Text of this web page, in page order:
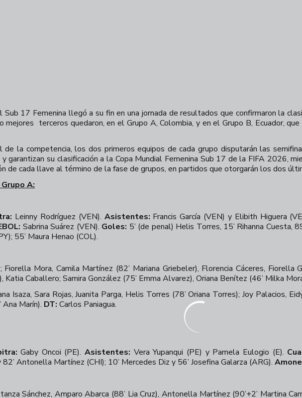
17 Femenina llegó a su fin en una jornada de resultados que confirmaron la
mejores terceros quedaron, en el Grupo A, Colombia, y en el Grupo B, Ecuador,
la competencia, los dos primeros equipos de cada grupo disputarán las
garantizan su clasificación a la Copa Mundial Femenina Sub 17 de la FIFA 2026,
de cada llave al término de la fase de grupos, en partidos que otorgarán los dos
A:
Leinny Rodríguez (VEN). Asistentes: Francis García (VEN) y Elibith Higuera
Sabrina Suárez (VEN). Goles: 5’ (de penal) Helis Torres, 15’ Rihanna Cuesta,
55’ Maura Henao (COL).
Fiorella Mora, Camila Martínez (82’ Mariana Griebeler), Florencia Cáceres, Fiorella
Katia Caballero; Samira González (75’ Emma Alvarez), Oriana Benítez (46’ Milka
Isaza, Sara Rojas, Juanita Parga, Helis Torres (78’ Oriana Torres); Joy Palacios,
Ana Marín). DT: Carlos Paniagua.
Gaby Oncoi (PE).Asistentes: Vera Yupanqui (PE) y Pamela Eulogio (E).
82’ Antonella Martínez (CHI); 10’ Mercedes Diz y 56’ Josefina Galarza (ARG).
Sánchez, Amparo Abarca (88’ Lia Cruz), Antonella Martínez (90’+2’ Martina